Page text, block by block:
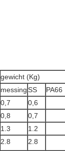
gewicht (Kg)
messingSS
PA66
0,7
0,6
0,8
0,7
1.3
1.2
2.8
2.8